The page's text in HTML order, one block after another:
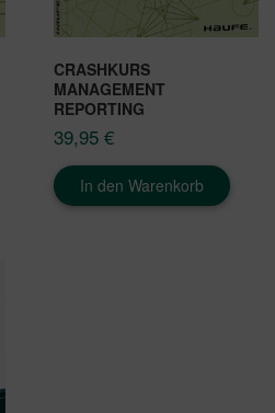
CRASHKURS
MANAGEMENT
REPORTING
39,95 €
In den Warenkorb